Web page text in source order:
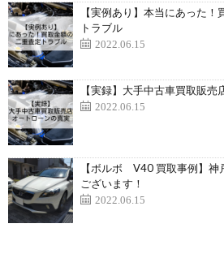
【実例あり】本当にあった！
トラブル
2022.06.15
【実録】大手中古車買取販
2022.06.15
【ボルボ V40 買取事例】神
ございます！
2022.06.15